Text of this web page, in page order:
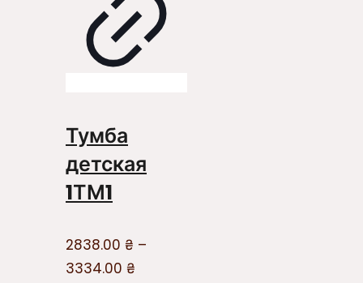
Тумба
детская
1ТМ1
2838.00 ₴ –
3334.00 ₴